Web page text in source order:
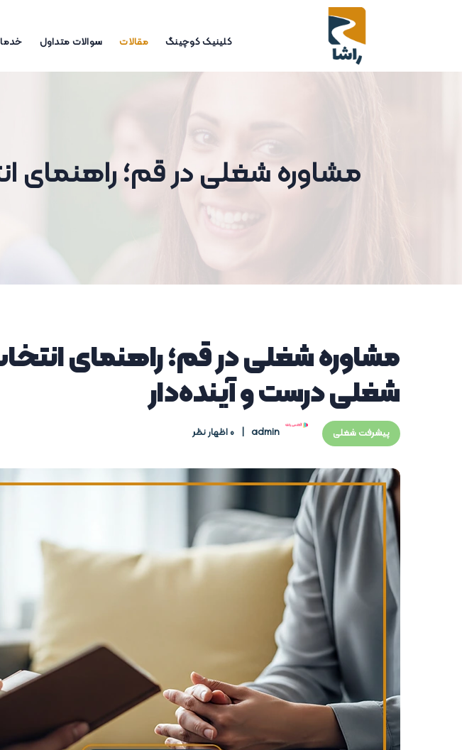
کلینیک کوچینگ مقالات سوالات متداول
مشاوره شغلی در قم؛ راهنمای
مشاوره شغلی در قم؛ راهنمای
شغلی درست و آینده‌دار
پیشرفت شغلی admin 0 اظهار نظر